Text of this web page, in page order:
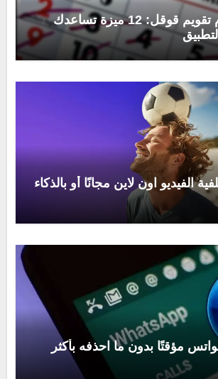
دليل استخدام تقويم قوقل: 12 ميزة تساعدك
الفيديو اون لاين مجانًا أو بالذكاء
مؤقتًا بدون ما احذفه بأكثر